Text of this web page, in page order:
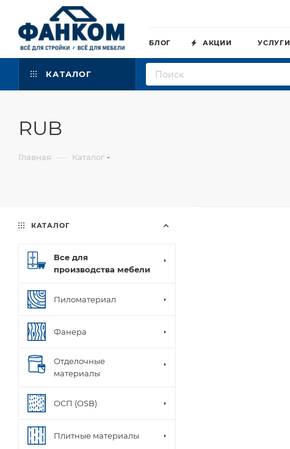
БЛОГ АКЦИИ УСЛУГИ
КАТАЛОГ
RUB
Главная — Каталог
КАТАЛОГ
Все для
производства мебели
Пиломатериал
Фанера
Отделочные
материалы
ОСП (OSB)
Плитные материалы